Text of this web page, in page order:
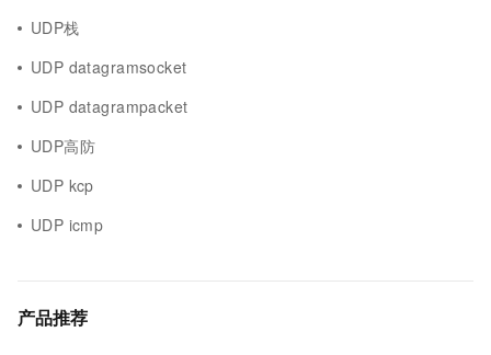
UDP栈
UDP datagramsocket
UDP datagrampacket
UDP高防
UDP kcp
UDP icmp
产品推荐